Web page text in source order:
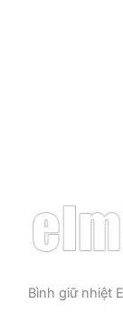
Bình giữ nhiệt